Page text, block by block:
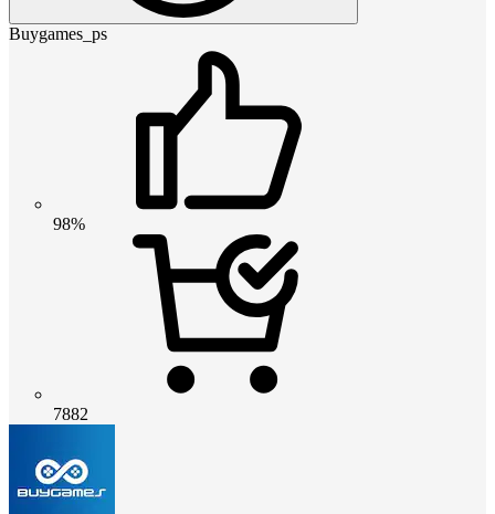
Buygames_ps
98%
7882